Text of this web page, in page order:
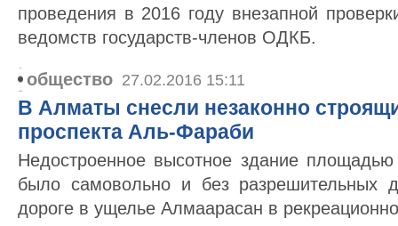
проведения в 2016 году внезапной
ведомств государств-членов ОДКБ.
общество 27.02.2016 15:11
В Алматы снесли незаконно
проспекта Аль-Фараби
Недостроенное высотное здание
было самовольно и без разрешительных
дороге в ущелье Алмаарасан в